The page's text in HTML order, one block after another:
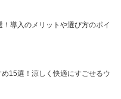
導入のメリットや選び方のポイ
15選！涼しく快適にすごせるウ